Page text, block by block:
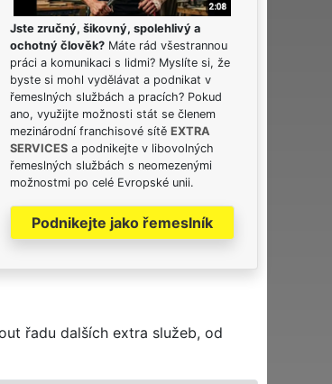
Jste zručný, šikovný, spolehlivý a
ochotný člověk? Máte rád všestrannou
práci a komunikaci s lidmi? Myslíte si, že
byste si mohl vydělávat a podnikat v
řemeslných službách a pracích? Pokud
ano, využijte možnosti stát se členem
mezinárodní franchisové sítě EXTRA
SERVICES a podnikejte v libovolných
řemeslných službách s neomezenými
možnostmi po celé Evropské unii.
Podnikejte jako řemeslník
řadu dalších extra služeb, od